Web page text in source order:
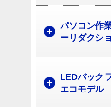
パソコン作
ーリダクシ
LEDバック
エコモデル